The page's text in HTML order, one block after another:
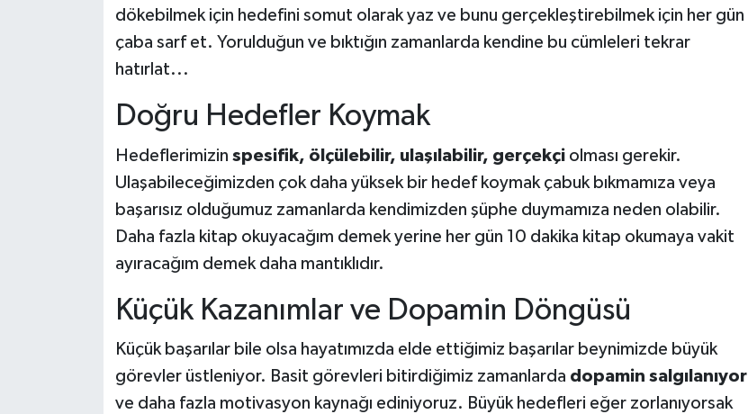
dökebilmek için hedefini somut olarak yaz ve bunu gerçekleştirebilmek için her gün
çaba sarf et. Yorulduğun ve bıktığın zamanlarda kendine bu cümleleri tekrar
hatırlat...
Doğru Hedefler Koymak
Hedeflerimizin spesifik, ölçülebilir, ulaşılabilir, gerçekçi olması gerekir.
Ulaşabileceğimizden çok daha yüksek bir hedef koymak çabuk bıkmamıza veya
başarısız olduğumuz zamanlarda kendimizden şüphe duymamıza neden olabilir.
Daha fazla kitap okuyacağım demek yerine her gün 10 dakika kitap okumaya vakit
ayıracağım demek daha mantıklıdır.
Küçük Kazanımlar ve Dopamin Döngüsü
Küçük başarılar bile olsa hayatımızda elde ettiğimiz başarılar beynimizde büyük
görevler üstleniyor. Basit görevleri bitirdiğimiz zamanlarda dopamin salgılanıyor
ve daha fazla motivasyon kaynağı ediniyoruz. Büyük hedefleri eğer zorlanıyorsak